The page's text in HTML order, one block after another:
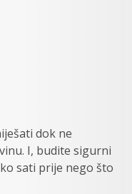
dok ne
I, budite sigurni
sati prije nego što